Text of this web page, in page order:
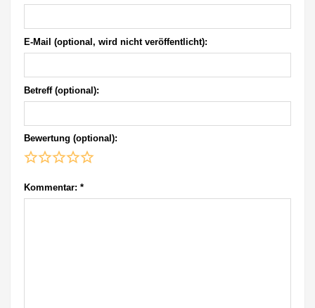
E-Mail (optional, wird nicht veröffentlicht):
Betreff (optional):
Bewertung (optional):
Kommentar: *